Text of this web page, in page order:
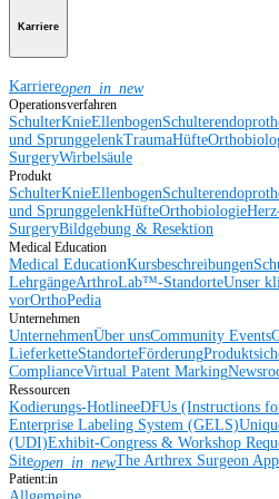
Karriere
Karriereopen_in_new
Operationsverfahren
SchulterKnieEllenbogen
und SprunggelenkTraumaHüfte
SurgeryWirbelsäule
Produkt
SchulterKnieEllenbogen
und SprunggelenkHüfteOrthobiologie
SurgeryBildgebung & Resektion
Medical Education
Medical EducationKursbeschreibungen
LehrgängeArthroLab™-StandorteUnser
vorOrthoPedia
Unternehmen
UnternehmenÜber unsCommunity Events
LieferketteStandorteFörderung
ComplianceVirtual Patent Marking
Ressourcen
Kodierungs-HotlineeDFUs (Instructions
Enterprise Labeling System (GELS)
(UDI)Exhibit-Congress & Workshop
Siteopen_in_newThe Arthrex Surgeon App
Patient:in